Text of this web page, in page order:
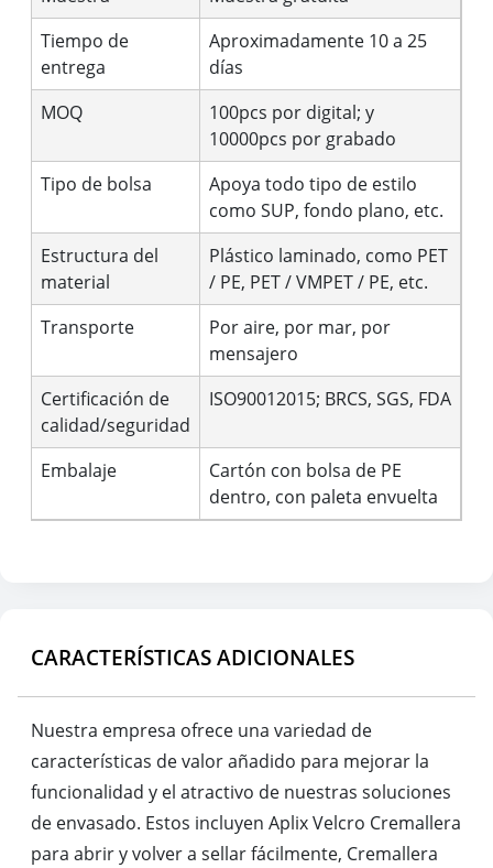
Tiempo de
entrega
Aproximadamente 10 a 25
días
MOQ
100pcs por digital; y
10000pcs por grabado
Tipo de bolsa
Apoya todo tipo de estilo
como SUP, fondo plano, etc.
Estructura del
material
Plástico laminado, como PET
/ PE, PET / VMPET / PE, etc.
Transporte
Por aire, por mar, por
mensajero
Certificación de
calidad/seguridad
ISO90012015; BRCS, SGS, FDA
Embalaje
Cartón con bolsa de PE
dentro, con paleta envuelta
CARACTERÍSTICAS ADICIONALES
Nuestra empresa ofrece una variedad de
características de valor añadido para mejorar la
funcionalidad y el atractivo de nuestras soluciones
de envasado. Estos incluyen Aplix Velcro Cremallera
para abrir y volver a sellar fácilmente, Cremallera